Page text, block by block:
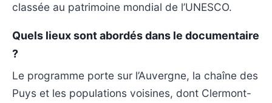
classée au patrimoine mondial de l’UNESCO.
Quels lieux sont abordés dans le documentaire
?
Le programme porte sur l’Auvergne, la chaîne des
Puys et les populations voisines, dont Clermont-